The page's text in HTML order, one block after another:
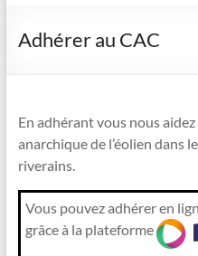
Adhérer au CAC
En adhérant vous nous
anarchique de l’éolien dans
riverains.
Vous pouvez adhérer en
grâce à la plateforme